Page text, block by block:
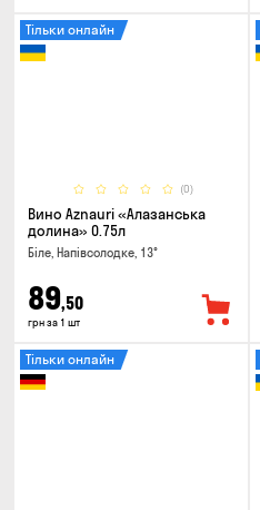
(0)
Тільки онлайн
Вино Aznauri «Алазанська
долина» 0.75л
Біле, Напівсолодке, 13°
89,50
грн за 1 шт
Тільки онлайн